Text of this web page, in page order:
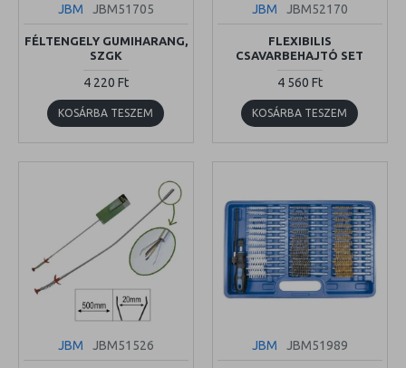
JBM JBM51705
FÉLTENGELY GUMIHARANG,
SZGK
4 220 Ft
KOSÁRBA TESZEM
JBM JBM52170
FLEXIBILIS
CSAVARBEHAJTÓ SET
4 560 Ft
KOSÁRBA TESZEM
JBM JBM51526 JBM JBM51989